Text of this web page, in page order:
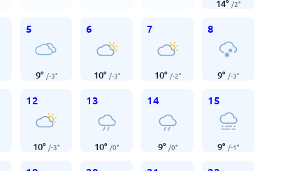
14° /2°
5
9° /-3°
6
10° /-3°
7
10° /-2°
8
9° /-3°
12
10° /-3°
13
10° /0°
14
9° /0°
15
9° /-1°